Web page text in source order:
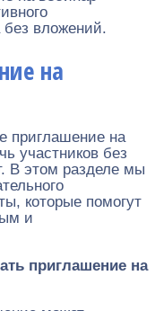
без вложений.
на
приглашение на
участников без
В этом разделе мы
которые помогут
и
приглашение на